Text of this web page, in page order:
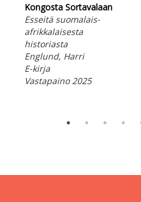
Kongosta Sortavalaan
Esseitä suomalais-
afrikkalaisesta
historiasta
Englund, Harri
E-kirja
Vastapaino 2025